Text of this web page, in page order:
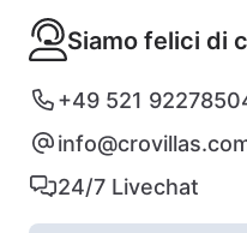
Siamo felici di
+49 521
24/7 Livechat